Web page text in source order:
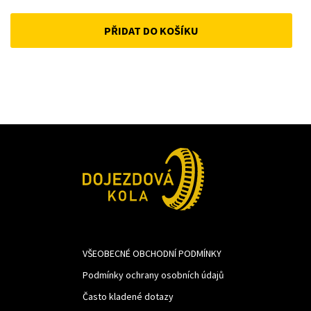
price
was:
price
is:
PŘIDAT DO KOŠÍKU
VŠEOBECNÉ OBCHODNÍ PODMÍNKY
Podmínky ochrany osobních údajů
Často kladené dotazy